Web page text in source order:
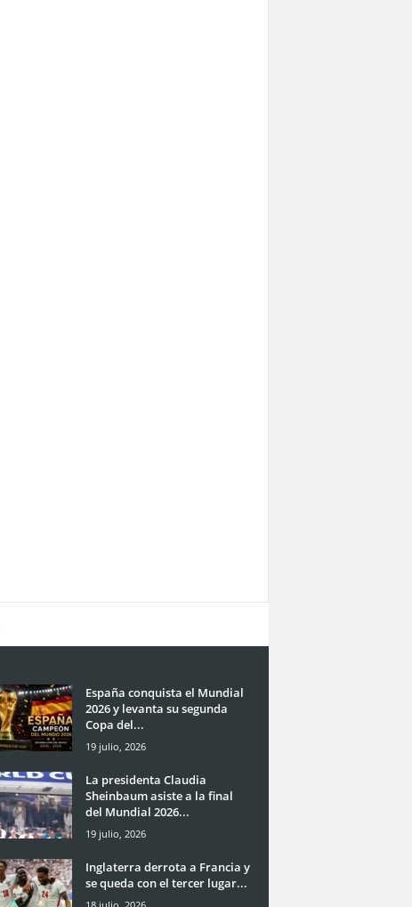
España conquista el Mundial
2026 y levanta su segunda
Copa del...
19 julio, 2026
La presidenta Claudia
Sheinbaum asiste a la final
del Mundial 2026...
19 julio, 2026
Inglaterra derrota a Francia y
se queda con el tercer lugar...